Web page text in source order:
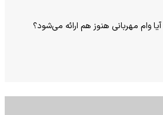
آیا وام مهربانی هنوز هم ارائه می‌شود؟